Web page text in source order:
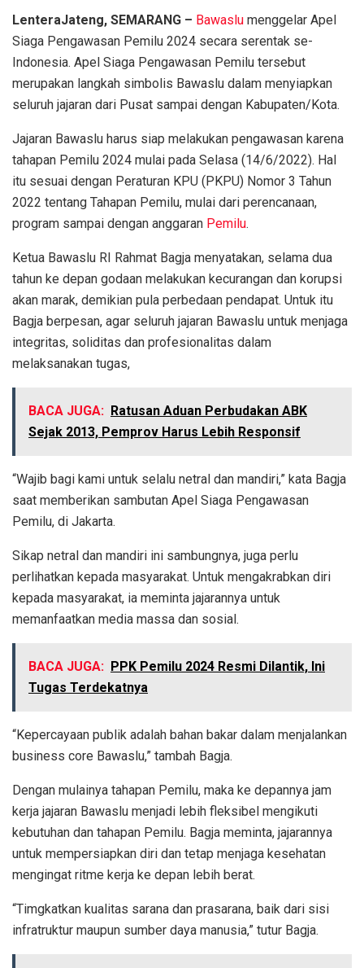
LenteraJateng, SEMARANG – Bawaslu menggelar Apel
Siaga Pengawasan Pemilu 2024 secara serentak se-
Indonesia. Apel Siaga Pengawasan Pemilu tersebut
merupakan langkah simbolis Bawaslu dalam menyiapkan
seluruh jajaran dari Pusat sampai dengan Kabupaten/Kota.
Jajaran Bawaslu harus siap melakukan pengawasan karena
tahapan Pemilu 2024 mulai pada Selasa (14/6/2022). Hal
itu sesuai dengan Peraturan KPU (PKPU) Nomor 3 Tahun
2022 tentang Tahapan Pemilu, mulai dari perencanaan,
program sampai dengan anggaran Pemilu.
Ketua Bawaslu RI Rahmat Bagja menyatakan, selama dua
tahun ke depan godaan melakukan kecurangan dan korupsi
akan marak, demikian pula perbedaan pendapat. Untuk itu
Bagja berpesan, agar seluruh jajaran Bawaslu untuk menjaga
integritas, soliditas dan profesionalitas dalam
melaksanakan tugas,
BACA JUGA: Ratusan Aduan Perbudakan ABK
Sejak 2013, Pemprov Harus Lebih Responsif
“Wajib bagi kami untuk selalu netral dan mandiri,” kata Bagja
saat memberikan sambutan Apel Siaga Pengawasan
Pemilu, di Jakarta.
Sikap netral dan mandiri ini sambungnya, juga perlu
perlihatkan kepada masyarakat. Untuk mengakrabkan diri
kepada masyarakat, ia meminta jajarannya untuk
memanfaatkan media massa dan sosial.
BACA JUGA: PPK Pemilu 2024 Resmi Dilantik, Ini
Tugas Terdekatnya
“Kepercayaan publik adalah bahan bakar dalam menjalankan
business core Bawaslu,” tambah Bagja.
Dengan mulainya tahapan Pemilu, maka ke depannya jam
kerja jajaran Bawaslu menjadi lebih fleksibel mengikuti
kebutuhan dan tahapan Pemilu. Bagja meminta, jajarannya
untuk mempersiapkan diri dan tetap menjaga kesehatan
mengingat ritme kerja ke depan lebih berat.
“Timgkatkan kualitas sarana dan prasarana, baik dari sisi
infratruktur maupun sumber daya manusia,” tutur Bagja.